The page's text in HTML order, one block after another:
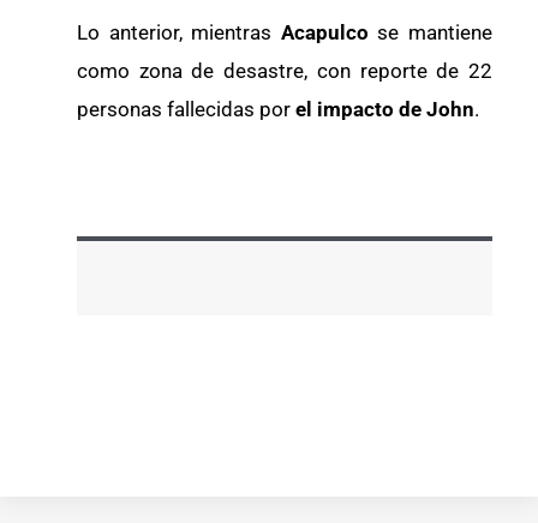
Lo anterior, mientras Acapulco se mantiene
como zona de desastre, con reporte de 22
personas fallecidas por el impacto de John.